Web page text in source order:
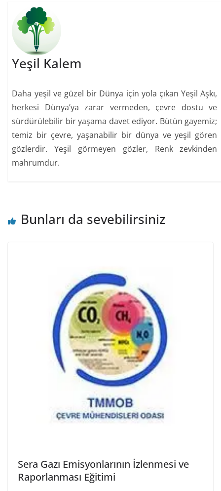
Yeşil Kalem
Daha yeşil ve güzel bir Dünya için yola çıkan Yeşil Aşkı,
herkesi Dünya’ya zarar vermeden, çevre dostu ve
sürdürülebilir bir yaşama davet ediyor. Bütün gayemiz;
temiz bir çevre, yaşanabilir bir dünya ve yeşil gören
gözlerdir. Yeşil görmeyen gözler, Renk zevkinden
mahrumdur.
Bunları da sevebilirsiniz
Sera Gazı Emisyonlarının İzlenmesi ve
Raporlanması Eğitimi